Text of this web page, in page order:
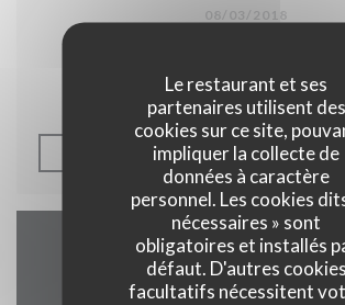
Le restaurant et ses
partenaires utilisent des
cookies sur ce site,
impliquer la collecte de
données à caractère
personnel. Les cookies
nécessaires » sont
obligatoires et installés
défaut. D'autres cookies
facultatifs nécessitent
08/03/2018
LIRE L'ARTICLE
Accès/Contact